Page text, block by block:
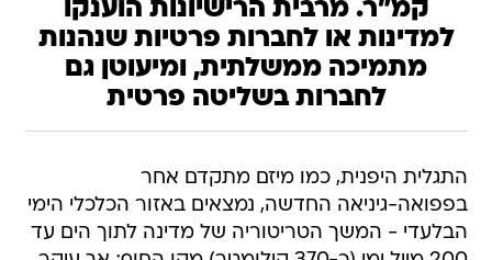
קמ"ר. מרבית הרישיונות הוענקו
למדינות או לחברות פרטיות שנהנות
מתמיכה ממשלתית, ומיעוטן גם
לחברות בשליטה פרטית
התגלית היפנית, כמו מיזם מתקדם אחר
בפפואה-גיניאה החדשה, נמצאים באזור הכלכלי הימי
הבלעדי - המשך הטריטוריה של מדינה לתוך הים עד